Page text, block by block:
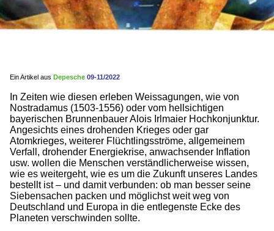
Ein Artikel aus Depesche 09-11/2022
In Zeiten wie diesen erleben Weissagungen, wie von
Nostradamus (1503-1556) oder vom hellsichtigen
bayerischen Brunnenbauer Alois Irlmaier Hochkonjunktur.
Angesichts eines drohenden Krieges oder gar
Atomkrieges, weiterer Flüchtlingsströme, allgemeinem
Verfall, drohender Energiekrise, anwachsender Inflation
usw. wollen die Menschen verständlicherweise wissen,
wie es weitergeht, wie es um die Zukunft unseres Landes
bestellt ist – und damit verbunden: ob man besser seine
Siebensachen packen und möglichst weit weg von
Deutschland und Europa in die entlegenste Ecke des
Planeten verschwinden sollte.